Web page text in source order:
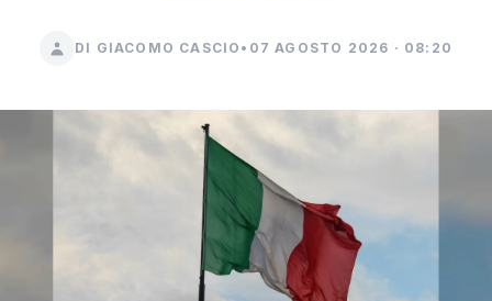
DI GIACOMO CASCIO • 07 AGOSTO 2026 · 08:20